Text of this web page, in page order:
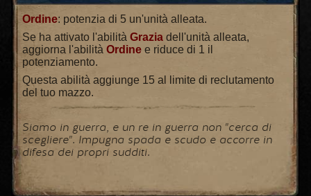
Ordine: potenzia di 5 un'unità alleata.
Se ha attivato l'abilità Grazia dell'unità alleata,
aggiorna l'abilità Ordine e riduce di 1 il
potenziamento.
Questa abilità aggiunge 15 al limite di reclutamento
del tuo mazzo.
Siamo in guerra, e un re in guerra non "cerca di
scegliere". Impugna spada e scudo e accorre in
difesa dei propri sudditi.